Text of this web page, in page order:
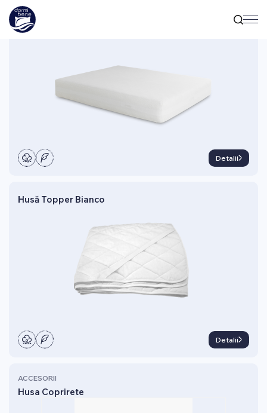
Husă Coprimaterasso Impermeabile
Detalii
Husă Topper Bianco
Detalii
ACCESORII
Husa Coprirete